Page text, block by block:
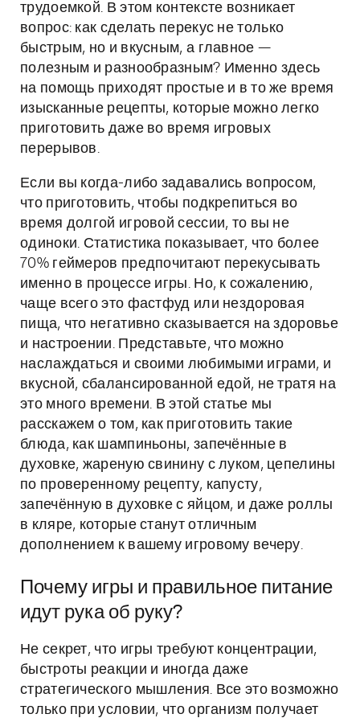
трудоемкой. В этом контексте возникает
вопрос: как сделать перекус не только
быстрым, но и вкусным, а главное —
полезным и разнообразным? Именно здесь
на помощь приходят простые и в то же время
изысканные рецепты, которые можно легко
приготовить даже во время игровых
перерывов.
Если вы когда-либо задавались вопросом,
что приготовить, чтобы подкрепиться во
время долгой игровой сессии, то вы не
одиноки. Статистика показывает, что более
70% геймеров предпочитают перекусывать
именно в процессе игры. Но, к сожалению,
чаще всего это фастфуд или нездоровая
пища, что негативно сказывается на здоровье
и настроении. Представьте, что можно
наслаждаться и своими любимыми играми, и
вкусной, сбалансированной едой, не тратя на
это много времени. В этой статье мы
расскажем о том, как приготовить такие
блюда, как шампиньоны, запечённые в
духовке, жареную свинину с луком, цепелины
по проверенному рецепту, капусту,
запечённую в духовке с яйцом, и даже роллы
в кляре, которые станут отличным
дополнением к вашему игровому вечеру.
Почему игры и правильное питание
идут рука об руку?
Не секрет, что игры требуют концентрации,
быстроты реакции и иногда даже
стратегического мышления. Все это возможно
только при условии, что организм получает